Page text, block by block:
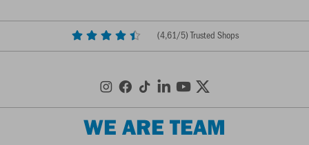
(4,61/5) Trusted Shops
WE ARE TEAM